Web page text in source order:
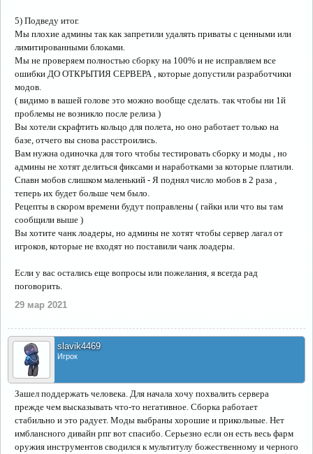
5) Подведу итог.
Мы плохие админы так как запретили удалять приваты с ценными или
лимитированными блоками.
Мы не проверяем полностью сборку на 100% и не исправляем все
ошибки ДО ОТКРЫТИЯ СЕРВЕРА , которые допустили разработчики
модов.
( видимо в вашей голове это можно вообще сделать. так чтобы ни 1й
проблемы не возникло после релиза )
Вы хотели скрафтить кольцо для полета, но оно работает только на
базе, отчего вы снова расстроились.
Вам нужна одиночка для того чтобы тестировать сборку и моды , но
админы не хотят делиться фиксами и наработками за которые платили.
Спавн мобов слишком маленький - Я поднял число мобов в 2 раза ,
теперь их будет больше чем было.
Рецепты в скором времени будут поправлены ( гайки или что вы там
сообщили выше )
Вы хотите чанк лоадеры, но админы не хотят чтобы сервер лагал от
игроков, которые не входят но поставили чанк лоадеры.
Если у вас остались еще вопросы или пожелания, я всегда рад
поговорить.
29 мар 2021
slavik4469
Игрок
Зашел поддержать человека. Для начала хочу похвалить сервера
прежде чем высказывать что-то негативное. Сборка работает
стабильно и это радует. Моды выбраны хорошие и прикольные. Нет
имблансного дивайн рпг вот спасибо. Серьезно если он есть весь фарм
оружия инструментов сводился к мультитулу божественному и черного